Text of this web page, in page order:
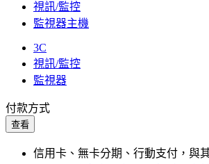
視訊/監控
監視器主機
3C
視訊/監控
監視器
付款方式
查看
信用卡、無卡分期、行動支付，與